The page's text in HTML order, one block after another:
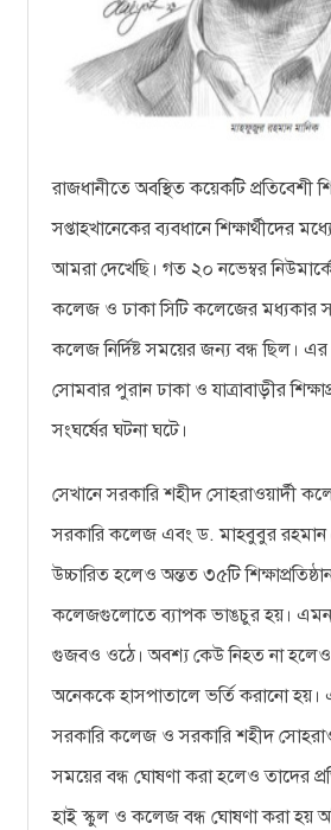
রাজধানীতে অবস্থিত কয়েকটি প্রতিবেশী
সপ্তাহখানেকের ব্যবধানে শিক্ষার্থীদের
আমরা দেখেছি। গত ২০ নভেম্বর
কলেজ ও ঢাকা সিটি কলেজের মধ্যকার
কলেজ নির্দিষ্ট সময়ের জন্য বন্ধ ছিল।
সোমবার পুরান ঢাকা ও যাত্রাবাড়ীর
সংঘর্ষের ঘটনা ঘটে।
সেখানে সরকারি শহীদ সোহরাওয়ার্দী
সরকারি কলেজ এবং ড. মাহবুবুর রহমান
উচ্চারিত হলেও অন্তত ৩৫টি
কলেজগুলোতে ব্যাপক ভাঙচুর হয়।
গুজবও ওঠে। অবশ্য কেউ নিহত না
অনেককে হাসপাতালে ভর্তি করানো
সরকারি কলেজ ও সরকারি শহীদ
সময়ের বন্ধ ঘোষণা করা হলেও তাদের
হাই স্কুল ও কলেজ বন্ধ ঘোষণা করা হয়